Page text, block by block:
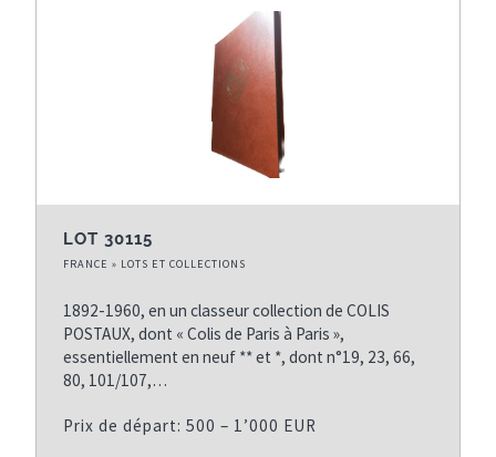
LOT 30115
FRANCE » LOTS ET COLLECTIONS
1892-1960, en un classeur collection de COLIS
POSTAUX, dont « Colis de Paris à Paris »,
essentiellement en neuf ** et *, dont n°19, 23, 66,
80, 101/107,…
Prix de départ: 500 – 1’000 EUR